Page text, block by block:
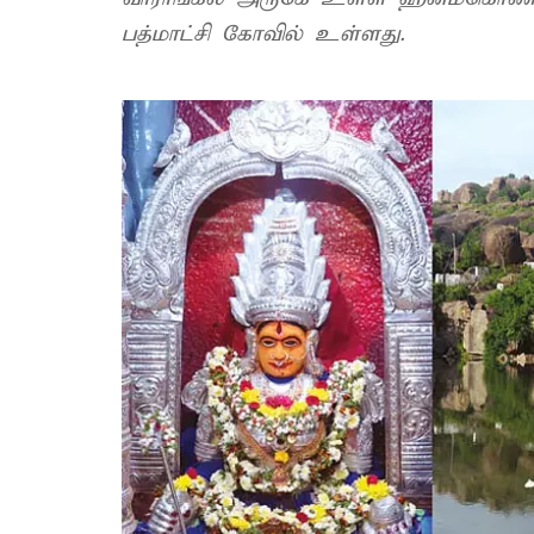
பத்மாட்சி கோவில் உள்ளது.